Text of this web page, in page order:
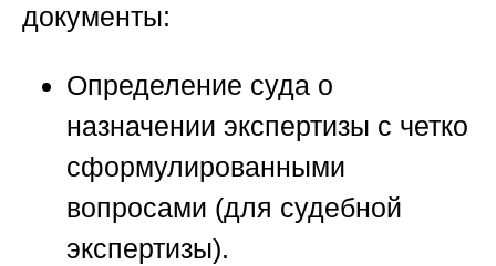
документы:
Определение суда о
назначении экспертизы с четко
сформулированными
вопросами (для судебной
экспертизы).